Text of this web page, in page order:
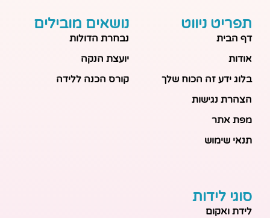
תפריט ניווט
דף הבית
אודות
בלוג ידע זה הכוח שלך
הצהרת נגישות
מפת אתר
תנאי שימוש
נושאים מובילים
נבחרת הדולות
יועצת הנקה
קורס הכנה ללידה
סוגי לידות
לידת ואקום